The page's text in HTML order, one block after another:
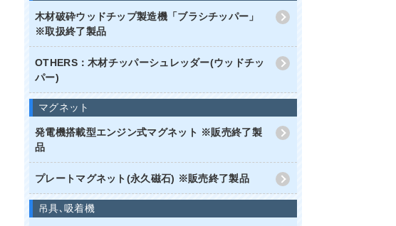
木材破砕ウッドチップ製造機「ブラシチッパー」
※取扱終了製品
OTHERS：木材チッパーシュレッダー(ウッドチッ
パー)
マグネット
発電機搭載型エンジン式マグネット ※販売終了製
品
プレートマグネット(永久磁石) ※販売終了製品
吊具､吸着機